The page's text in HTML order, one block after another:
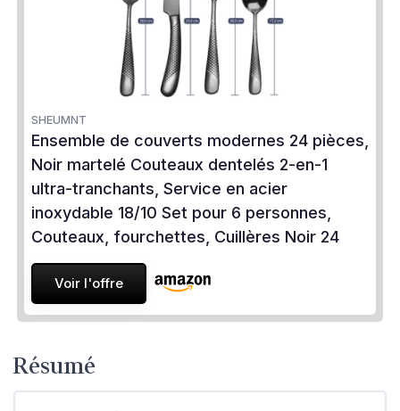
SHEUMNT
Ensemble de couverts modernes 24 pièces,
Noir martelé Couteaux dentelés 2-en-1
ultra-tranchants, Service en acier
inoxydable 18/10 Set pour 6 personnes,
Couteaux, fourchettes, Cuillères Noir 24
Voir l'offre
Résumé